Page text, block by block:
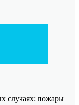
случаях: пожары